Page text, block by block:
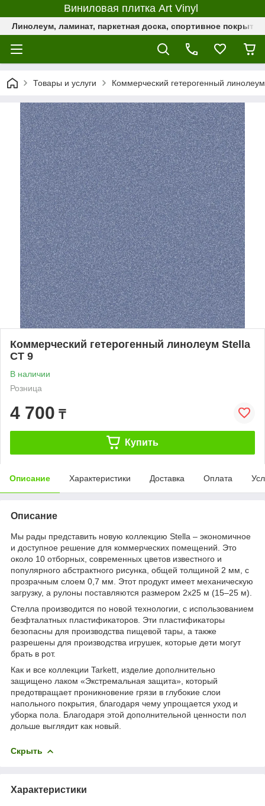
Виниловая плитка Art Vinyl
Линолеум, ламинат, паркетная доска, спортивное
Товары и услуги Коммерческий гетерогенный
Коммерческий гетерогенный линолеум Stella
СТ 9
В наличии
Розница
4 700 ₸
Купить
Описание Характеристики Доставка Оплата
Описание
Мы рады представить новую коллекцию Stella – экономичное
и доступное решение для коммерческих помещений. Это
около 10 отборных, современных цветов известного и
популярного абстрактного рисунка, общей толщиной 2 мм, с
прозрачным слоем 0,7 мм. Этот продукт имеет механическую
загрузку, а рулоны поставляются размером 2х25 м (15–25 м).
Стелла производится по новой технологии, с использованием
безфталатных пластификаторов. Эти пластификаторы
безопасны для производства пищевой тары, а также
разрешены для производства игрушек, которые дети могут
брать в рот.
Как и все коллекции Tarkett, изделие дополнительно
защищено лаком «Экстремальная защита», который
предотвращает проникновение грязи в глубокие слои
напольного покрытия, благодаря чему упрощается уход и
уборка пола. Благодаря этой дополнительной ценности пол
дольше выглядит как новый.
Скрыть
Характеристики